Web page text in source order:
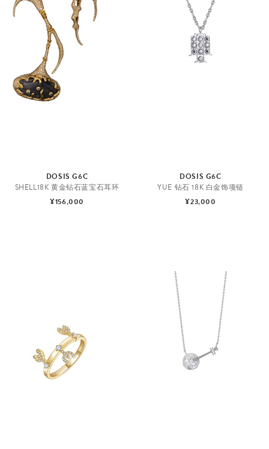
DOSIS G6C
SHELL18K 黄金钻石蓝宝石耳环
¥156,000
DOSIS G6C
YUE 钻石 18K 白金饰项链
¥23,000